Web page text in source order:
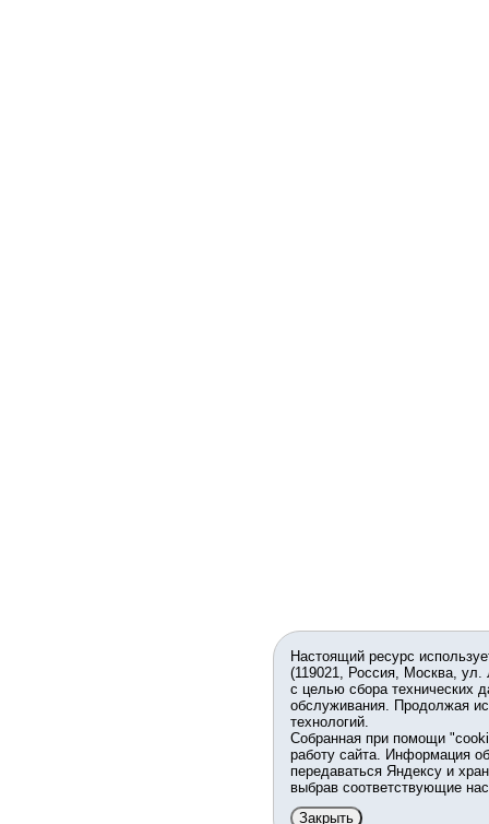
Настоящий ресурс
(119021, Россия, Москва,
с целью сбора технических
обслуживания. Продолжая
технологий.
Собранная при помощи
работу сайта. Информация
передаваться Яндексу и
выбрав соответствующие
Закрыть